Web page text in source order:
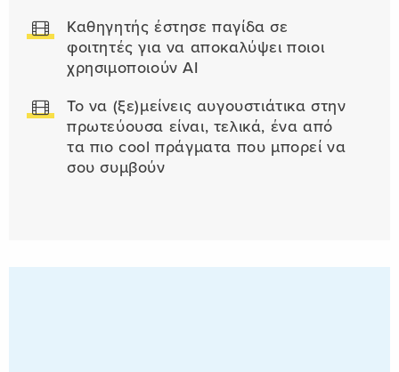
Καθηγητής έστησε παγίδα σε
φοιτητές για να αποκαλύψει ποιοι
χρησιμοποιούν AI
Το να (ξε)μείνεις αυγουστιάτικα στην
πρωτεύουσα είναι, τελικά, ένα από
τα πιο cool πράγματα που μπορεί να
σου συμβούν